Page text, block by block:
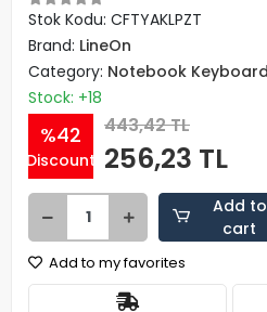
Stok Kodu: CFTYAKLPZT
Brand: LineOn
Category: Notebook Keyboard
Stock: +18
%42
Discount
443,42 TL
256,23 TL
Add to
cart
Add to my favorites